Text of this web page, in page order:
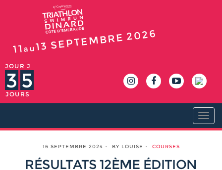
11au13 SEPTEMBRE 2026
JOUR J
3 5
JOURS
16 SEPTEMBRE 2024 BY LOUISE COURSES
RÉSULTATS 12ÈME ÉDITION